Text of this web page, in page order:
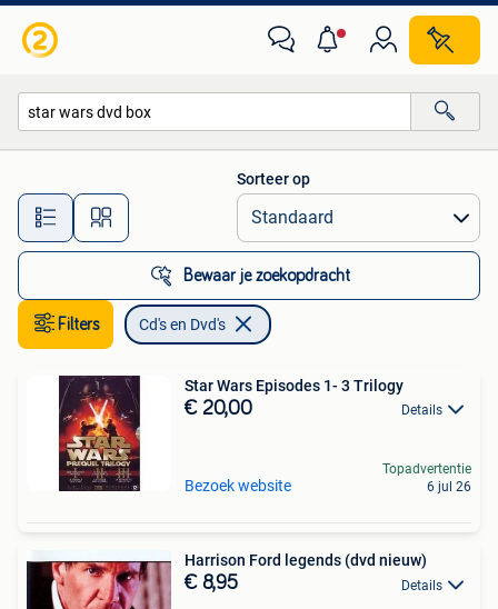
Alle afstanden…
Sorteer op
Bewaar je zoekopdracht
Filters Cd's en Dvd's
Star Wars Episodes 1- 3 Trilogy
€ 20,00 Details
Bezoek website
Topadvertentie
6 jul 26
Harrison Ford legends (dvd nieuw)
€ 8,95 Details